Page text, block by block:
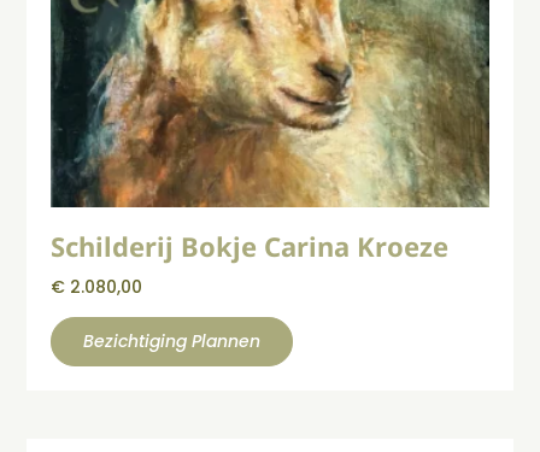
Schilderij Bokje Carina Kroeze
€ 2.080,00
Bezichtiging Plannen